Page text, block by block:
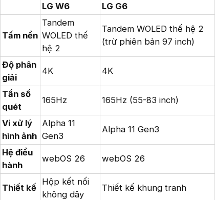
LG W6 LG G6
Tấm nền
Tandem
WOLED thế
hệ 2
Tandem WOLED thế hệ 2
(trừ phiên bản 97 inch)
Độ phân
giải
4K 4K
Tần số
quét
165Hz 165Hz (55-83 inch)
Vi xử lý
hình ảnh
Alpha 11
Gen3
Alpha 11 Gen3
Hệ điều
hành
webOS 26 webOS 26
Thiết kế
Hộp kết nối
không dây
Thiết kế khung tranh